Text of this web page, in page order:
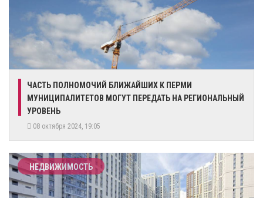
ЧАСТЬ ПОЛНОМОЧИЙ БЛИЖАЙШИХ К ПЕРМИ
МУНИЦИПАЛИТЕТОВ МОГУТ ПЕРЕДАТЬ НА РЕГИОНАЛЬНЫЙ
УРОВЕНЬ
08 октября 2024, 19:05
НЕДВИЖИМОСТЬ